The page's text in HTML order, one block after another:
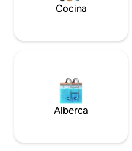
Cocina
Alberca